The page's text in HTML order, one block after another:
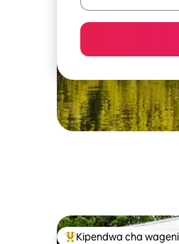
Kipendwa cha wageni